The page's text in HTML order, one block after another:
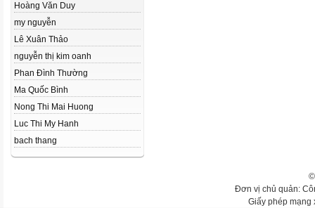
Hoàng Văn Duy
my nguyễn
Lê Xuân Thảo
nguyễn thị kim oanh
Phan Đình Thường
Ma Quốc Bình
Nong Thi Mai Huong
Luc Thi My Hanh
bach thang
Đơn vị chủ quản:
Giấy phép mạng